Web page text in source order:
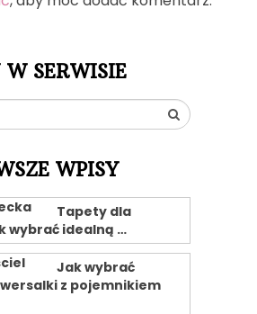
SERWISIE
WPISY
Tapety dla
wybrać idealną …
Jak wybrać
z pojemnikiem